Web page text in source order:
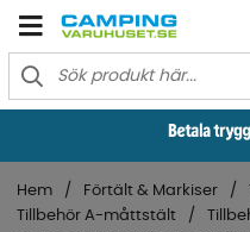
Hem Förtält & Markiser
Tillbehör A-måttstält